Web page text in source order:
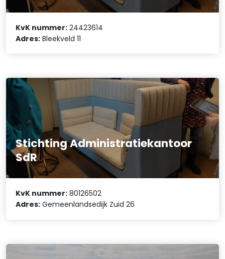
KvK nummer: 24423614
Adres: Bleekveld 11
Stichting Administratiekantoor
SdR
KvK nummer: 80126502
Adres: Gemeenlandsedijk Zuid 26